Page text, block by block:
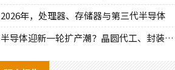
2026年，处理器、存储器与第三代半导体
半导体迎新一轮扩产潮？晶圆代工、封装、光